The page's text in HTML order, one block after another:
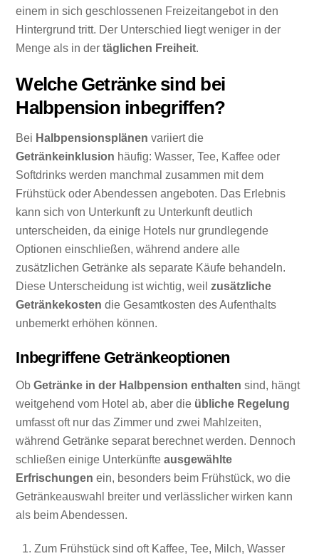
einem in sich geschlossenen Freizeitangebot in den
Hintergrund tritt. Der Unterschied liegt weniger in der
Menge als in dertäglichen Freiheit.
Welche Getränke sind bei
Halbpension inbegriffen?
Bei Halbpensionsplänen variiert die
Getränkeinklusion häufig: Wasser, Tee, Kaffee oder
Softdrinks werden manchmal zusammen mit dem
Frühstück oder Abendessen angeboten. Das Erlebnis
kann sich von Unterkunft zu Unterkunft deutlich
unterscheiden, da einige Hotels nur grundlegende
Optionen einschließen, während andere alle
zusätzlichen Getränke als separate Käufe behandeln.
Diese Unterscheidung ist wichtig, weilzusätzliche
Getränkekosten die Gesamtkosten des Aufenthalts
unbemerkt erhöhen können.
Inbegriffene Getränkeoptionen
ObGetränke in der Halbpension enthalten sind, hängt
weitgehend vom Hotel ab, aber die übliche Regelung
umfasst oft nur das Zimmer und zwei Mahlzeiten,
während Getränke separat berechnet werden. Dennoch
schließen einige Unterkünfteausgewählte
Erfrischungen ein, besonders beim Frühstück, wo die
Getränkeauswahl breiter und verlässlicher wirken kann
als beim Abendessen.
Zum Frühstück sind oft Kaffee, Tee, Milch, Wasser